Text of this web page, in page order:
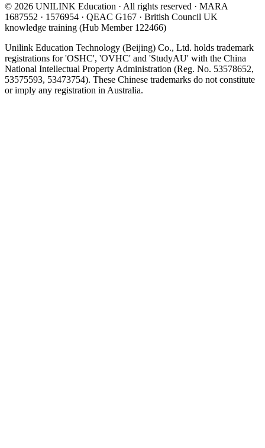
© 2026 UNILINK Education · All rights reserved · MARA
1687552 · 1576954 · QEAC G167 · British Council UK
knowledge training (Hub Member 122466)
Unilink Education Technology (Beijing) Co., Ltd. holds trademark
registrations for 'OSHC', 'OVHC' and 'StudyAU' with the China
National Intellectual Property Administration (Reg. No. 53578652,
53575593, 53473754). These Chinese trademarks do not constitute
or imply any registration in Australia.